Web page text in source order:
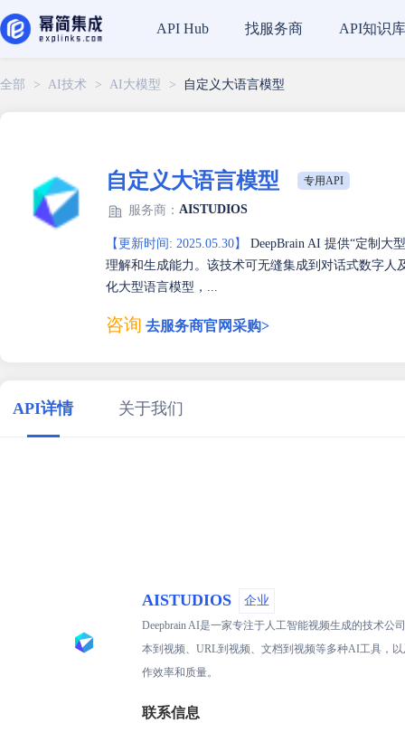
API Hub 找服务商 API知识库
全部 > AI技术 > AI大模型 > 自定义大语言模型
自定义大语言模型 专用API
服务商： AISTUDIOS
【更新时间: 2025.05.30】
DeepBrain AI 提供“定制大
理解和生成能力。该技术可无缝集成到对话式数字
化大型语言模型，...
咨询 去服务商官网采购>
API详情 关于我们
AISTUDIOS 企业
Deepbrain AI是一家专注于人工智能视频生成的技术
本到视频、URL到视频、文档到视频等多种AI工具，
作效率和质量。
联系信息